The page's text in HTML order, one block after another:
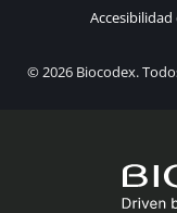
© 2026 Biocodex.